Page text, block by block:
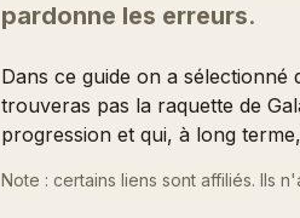
pardonne les erreurs.
Dans ce guide on a
trouveras pas la raquette de
progression et qui, à long
Note : certains liens sont affiliés. Ils